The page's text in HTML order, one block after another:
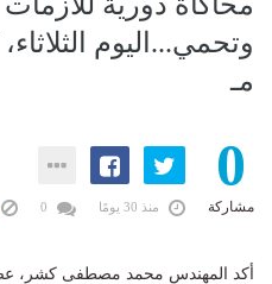
مـ
0
مشاركة منذ 30 يومًا
أكد المهندس محمد مصطفى كشر،